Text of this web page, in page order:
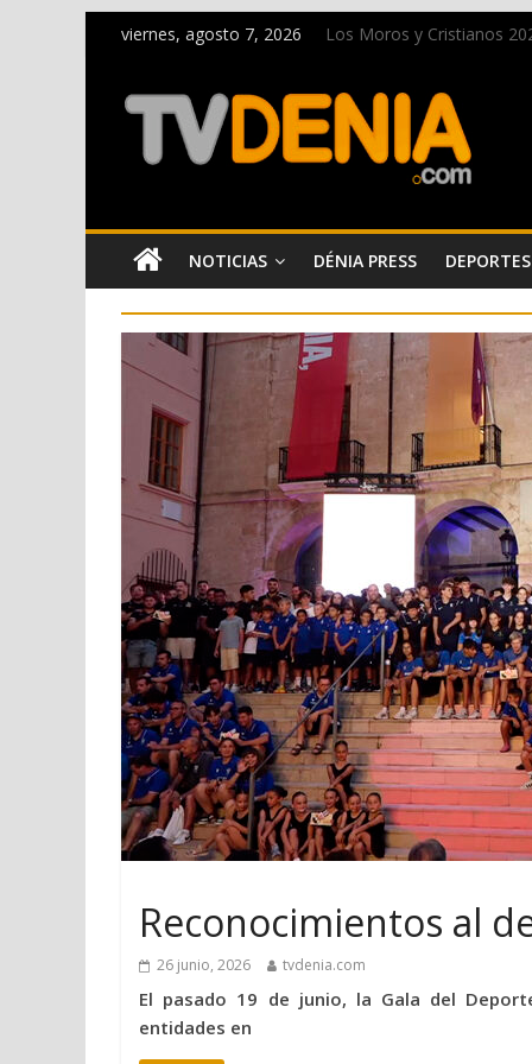
viernes, agosto 7, 2026
Los Moros y Cristianos
Paco Adsuar dona al
La Entraeta Festera llena
El XII Festival de Jazz de
NOTICIAS DÉNIA PRESS DEPORTES
Reconocimientos al
26 junio, 2026 tvdenia.com
El pasado 19 de junio, la Gala del
entidades en